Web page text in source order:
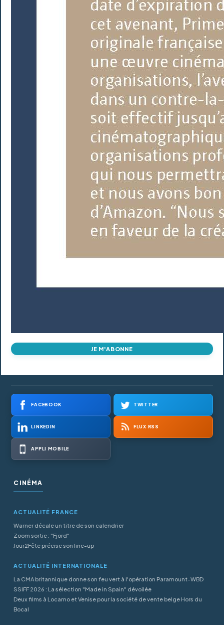
JE M'ABONNE
FACEBOOK TWITTER
LINKEDIN FLUX RSS
APPLI MOBILE
CINÉMA
ACTUALITÉ FRANCE
Warner décale un titre de son calendrier
Zoom sortie : "Fjord"
Jour2Fête précise son line-up
ACTUALITÉ INTERNATIONALE
La CMA britannique donne son feu vert à l'opération Paramount-WBD
SSIFF 2026 : La sélection "Made in Spain" dévoilée
Deux films à Locarno et Venise pour la société de vente belge Hors du
Bocal